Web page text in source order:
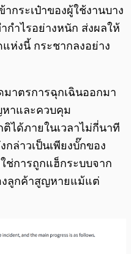
กระเป๋าของผู้ใช้งานบาง
กำไรอย่างหนัก ส่งผลให้
แห่งนี้ กระชากลงอย่าง
มาตรการฉุกเฉินออกมา
าและควบคุม
ได้ภายในเวลาไม่กี่นาที
ล่าวเป็นเพียงบั๊กของ
ช่การถูกแฮ็กระบบจาก
ลูกค้าสูญหายแม้แต่